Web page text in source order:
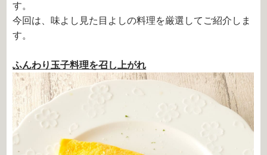
す。
今回は、味よし見た目よしの料理を厳選してご紹介しま
す。
ふんわり玉子料理を召し上がれ